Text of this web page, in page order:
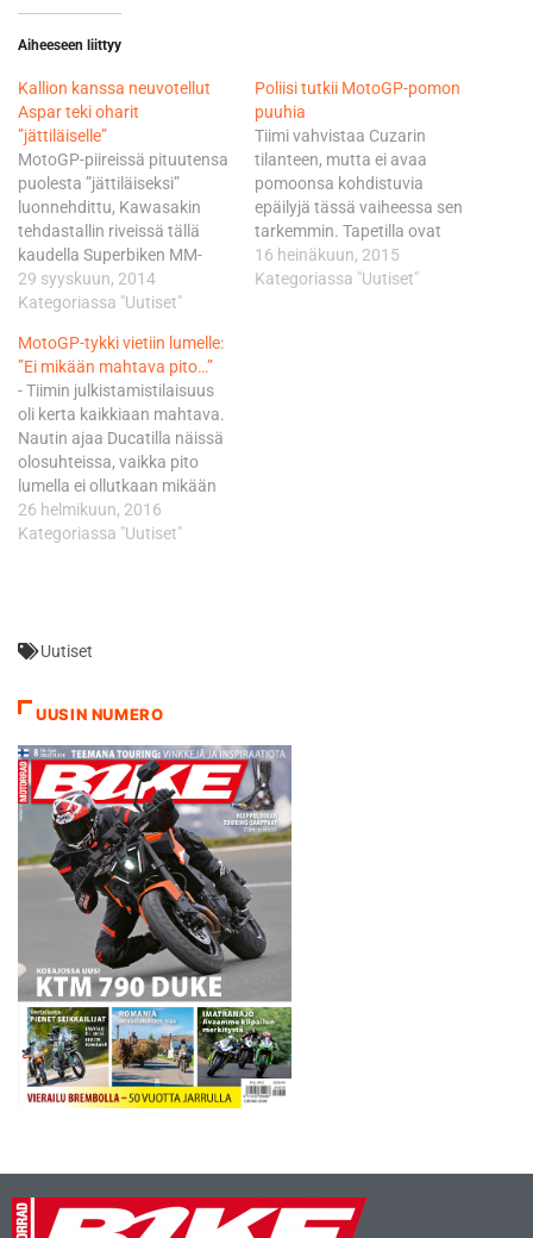
Aiheeseen liittyy
Kallion kanssa neuvotellut
Aspar teki oharit
”jättiläiselle”
MotoGP-piireissä pituutensa
puolesta ”jättiläiseksi”
luonnehdittu, Kawasakin
tehdastallin riveissä tällä
kaudella Superbiken MM-
sarjassa kilpaileva Baz, 21,
kertoo solmineensa Asparin
esisopimuksen, jota ei
kuitenkaan kunnioitettu. - Se
oli uskomatonta. Sopimus oli
jo valmiina
allekirjoitettavaksi, mutta
sitten sainkin lukea
internetistä, että tuota ei
kunnioita. Sitä oli vaikeaa
uskoa ja se…
29 syyskuun, 2014
Kategoriassa "Uutiset"
Poliisi tutkii MotoGP-pomon
puuhia
Tiimi vahvistaa Cuzarin
tilanteen, mutta ei avaa
pomoonsa kohdistuvia
epäilyjä tässä vaiheessa sen
tarkemmin. Tapetilla ovat
olleet epäilyt mm.
rahanpesusta. Cuzarin
16 heinäkuun, 2015
Kategoriassa "Uutiset"
MotoGP-tykki vietiin lumelle:
”Ei mikään mahtava pito…”
- Tiimin julkistamistilaisuus
oli kerta kaikkiaan mahtava.
Nautin ajaa Ducatilla näissä
olosuhteissa, vaikka pito
lumella ei ollutkaan mikään
mahtava, virnisti
vastustajiaan päätä pitempi,
toinen kausi MotoGP-
kuninkuusluokan
hyvästelleen ongelmatiimi
Forward Racingin
Yamahalla. - Olen erittäin
tyytyväinen…
26 helmikuun, 2016
Kategoriassa "Uutiset"
Uutiset
UUSIN NUMERO